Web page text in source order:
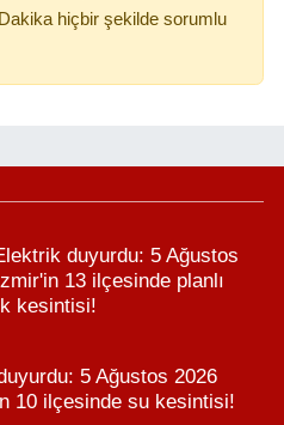
hiçbir şekilde sorumlu
duyurdu: 5 Ağustos
13 ilçesinde planlı
kesintisi!
5 Ağustos 2026
10 ilçesinde su kesintisi!